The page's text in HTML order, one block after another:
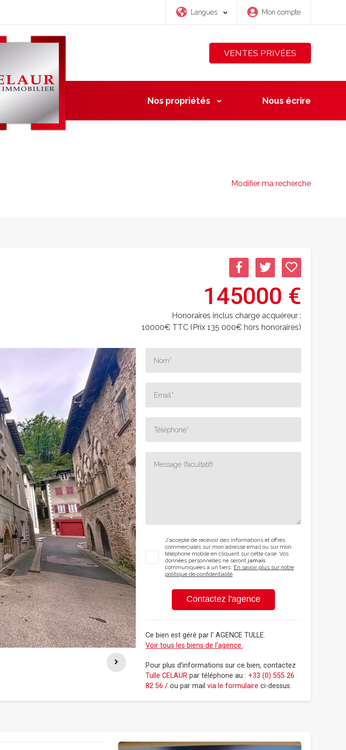
Langues Mon compte
VENTES PRIVÉES
Nos propriétés Nous écrire
Modifier ma recherche
145000 €
Honoraires inclus charge acquéreur :
10000€ TTC (Prix 135 000€ hors honoraires)
J'accepte de recevoir des informations et offres
commerciales sur mon adresse email ou sur mon
téléphone mobile en cliquant sur cette case. Vos
données personnelles ne seront jamais
communiquées à un tiers. En savoir plus sur notre
politique de confidentialité.
Contactez l'agence
Ce bien est géré par l' AGENCE TULLE.
Voir tous les biens de l'agence.
Pour plus d'informations sur ce bien, contactez
Tulle CELAUR par téléphone au : +33 (0) 555 26
82 56 / ou par mail via le formulaire ci-dessus.